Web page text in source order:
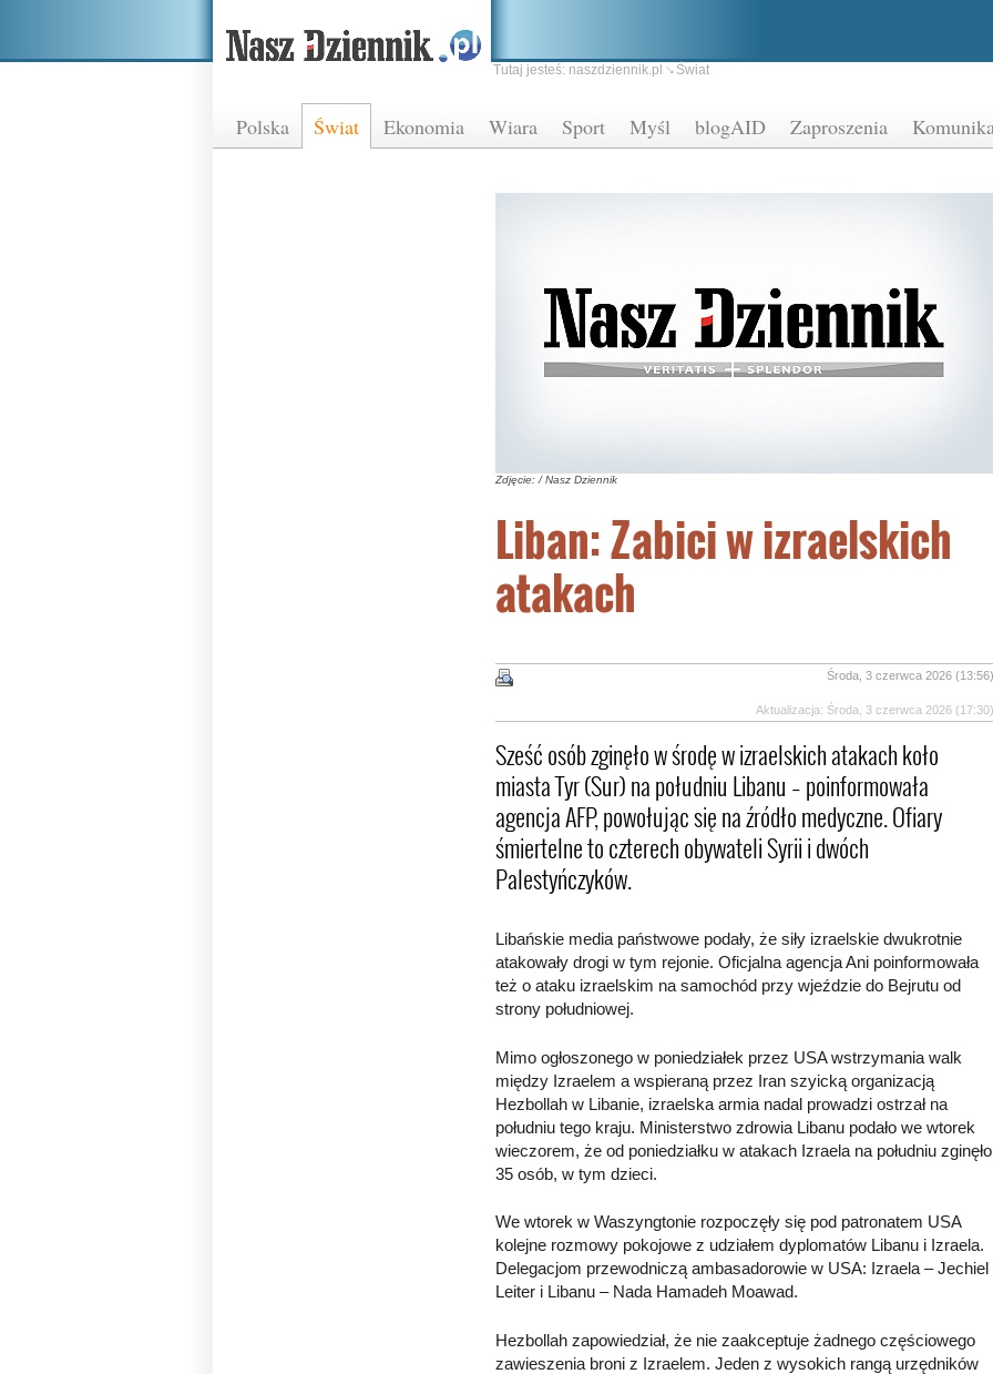
Polska Świat Ekonomia Wiara Sport Myśl blogAID Zaproszenia
Tutaj jesteś: naszdziennik.pl Świat
Zdjęcie: / Nasz Dziennik
Liban: Zabici w izraelskich
atakach
Środa, 3 czerwca 2026 (13:56)
Aktualizacja: Środa, 3 czerwca 2026 (17:30)
Sześć osób zginęło w środę w izraelskich atakach koło
miasta Tyr (Sur) na południu Libanu – poinformowała
agencja AFP, powołując się na źródło medyczne. Ofiary
śmiertelne to czterech obywateli Syrii i dwóch
Palestyńczyków.
Libańskie media państwowe podały, że siły izraelskie dwukrotnie
atakowały drogi w tym rejonie. Oficjalna agencja Ani poinformowała
też o ataku izraelskim na samochód przy wjeździe do Bejrutu od
strony południowej.
Mimo ogłoszonego w poniedziałek przez USA wstrzymania walk
między Izraelem a wspieraną przez Iran szyicką organizacją
Hezbollah w Libanie, izraelska armia nadal prowadzi ostrzał na
południu tego kraju. Ministerstwo zdrowia Libanu podało we wtorek
wieczorem, że od poniedziałku w atakach Izraela na południu zginęło
35 osób, w tym dzieci.
We wtorek w Waszyngtonie rozpoczęły się pod patronatem USA
kolejne rozmowy pokojowe z udziałem dyplomatów Libanu i Izraela.
Delegacjom przewodniczą ambasadorowie w USA: Izraela – Jechiel
Leiter i Libanu – Nada Hamadeh Moawad.
Hezbollah zapowiedział, że nie zaakceptuje żadnego częściowego
zawieszenia broni z Izraelem. Jeden z wysokich rangą urzędników